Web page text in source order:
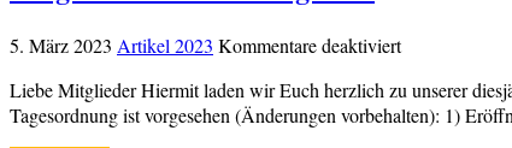
5. März 2023 Artikel 2023 Kommentare deaktiviertfür
2023
Liebe Mitglieder Hiermit laden wir Euch herzlich zu unserer
Tagesordnung ist vorgesehen (Änderungen vorbehalten): 1)